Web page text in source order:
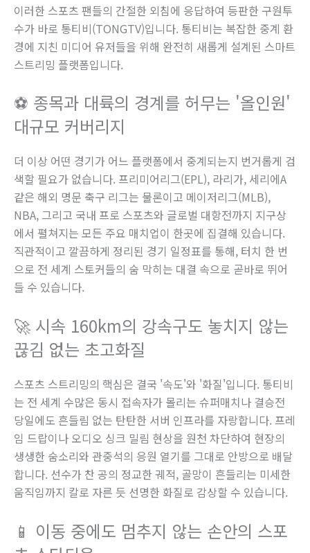
이러한 스포츠 팬들의 간절한 외침에 응답하여 등판한 구원투
수가 바로 통티비(TONGTV)입니다. 통티비는 복잡한 중계 환
경에 지친 미디어 유저들을 위해 완전히 새롭게 설계된 스마트
스트리밍 플랫폼입니다.
⚽ 종목과 대륙의 경계를 허무는 '올인원'
대규모 커버리지
더 이상 어떤 경기가 어느 플랫폼에서 중계되는지 번거롭게 검
색할 필요가 없습니다. 프리미어리그(EPL), 라리가, 세리에A
같은 해외 명문 축구 리그는 물론이고 메이저리그(MLB),
NBA, 그리고 국내 프로 스포츠와 글로벌 대항전까지 지구상
에서 펼쳐지는 모든 주요 매치업이 한곳에 집결해 있습니다.
직관적이고 깔끔하게 정리된 경기 일정표를 통해, 터치 한 번
으로 전 세계 스토커들의 숨 막히는 대결 속으로 곧바로 뛰어
들 수 있습니다.
🚀 시속 160km의 강속구도 놓치지 않는
끊김 없는 초고화질
스포츠 스트리밍의 핵심은 결국 '속도'와 '화질'입니다. 통티비
는 전 세계 수많은 동시 접속자가 몰리는 슈퍼매치나 결승전
당일에도 흔들림 없는 탄탄한 서버 인프라를 자랑합니다. 프레
임 드랍이나 오디오 싱크 밀림 현상을 원천 차단하여 현장의
생생한 숨소리와 관중석의 응원 열기를 그대로 안방으로 배달
합니다. 선수가 찬 공의 정교한 궤적, 골망이 흔들리는 미세한
움직임까지 칼로 자른 듯 선명한 화질로 감상할 수 있습니다.
📱 이동 중에도 멈추지 않는 손안의 스포